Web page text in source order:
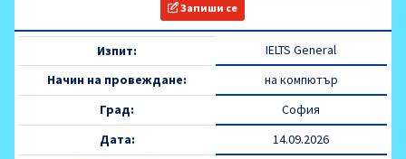
Запиши се
Изпит:
IELTS General
Начин на провеждане:
на компютър
Град:
София
Дата:
14.09.2026